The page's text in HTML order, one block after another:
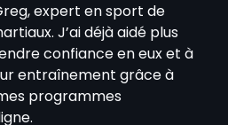
expert en sport de
J’ai déjà aidé plus
confiance en eux et à
entraînement grâce à
programmes